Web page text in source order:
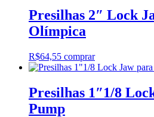
Presilhas 2″ Lock
Olímpica
R$64,55 comprar
Presilhas 1″1/8
Pump